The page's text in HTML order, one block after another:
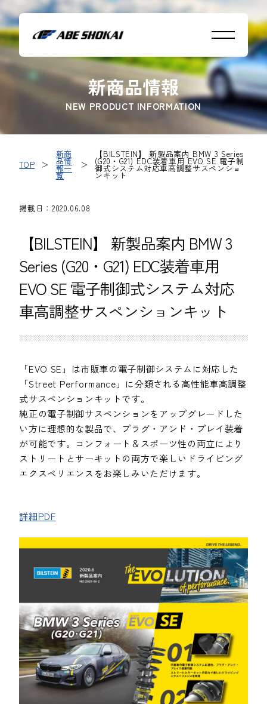
新商品情報
NEW PRODUCT INFORMATION
TOP ＞
新商
品情
報一
覧
＞
【BILSTEIN】 新製品案内 BMW 3 Series
(G20・G21) EDC装着車用 EVO SE 電子制
御式システム対応車高調整サスペンショ
ンキット
掲載日：2020.06.08
【BILSTEIN】 新製品案内 BMW 3
Series (G20・G21) EDC装着車用
EVO SE 電子制御式システム対応
車高調整サスペンションキット
「EVO SE」は市販車の電子制御システムに対応した
「Street Performance」に分類される高性能車高調整
式サスペンションキットです。
純正の電子制御サスペンションをアップグレードした
い方に理想的な製品で、プラグ・アンド・プレイ装着
が可能です。コンフォート＆スポーツ性の両立により
ストリートとサーキットの両方で楽しいドライビング
エクスペリエンスをお楽しみいただけます。
詳細PDF